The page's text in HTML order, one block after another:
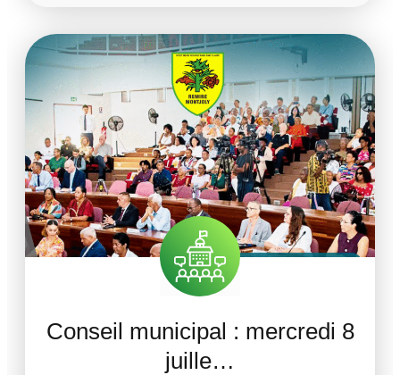
Conseil municipal : mercredi 8
juille…